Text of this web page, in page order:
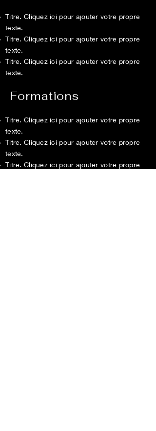
Titre. Cliquez ici pour ajouter votre propre
texte.
Titre. Cliquez ici pour ajouter votre propre
texte.
Titre. Cliquez ici pour ajouter votre propre
texte.
Formations
Titre. Cliquez ici pour ajouter votre propre
texte.
Titre. Cliquez ici pour ajouter votre propre
texte.
Titre. Cliquez ici pour ajouter votre propre